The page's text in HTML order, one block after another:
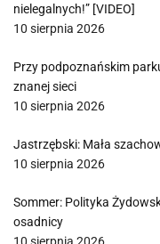
nielegalnych!” [VIDEO]
10 sierpnia 2026
Przy podpoznańskim
znanej sieci
10 sierpnia 2026
Jastrzębski: Mała
10 sierpnia 2026
Sommer: Polityka
osadnicy